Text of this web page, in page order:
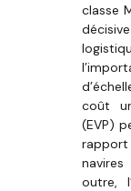
classe
coût
(EVP)
outre,